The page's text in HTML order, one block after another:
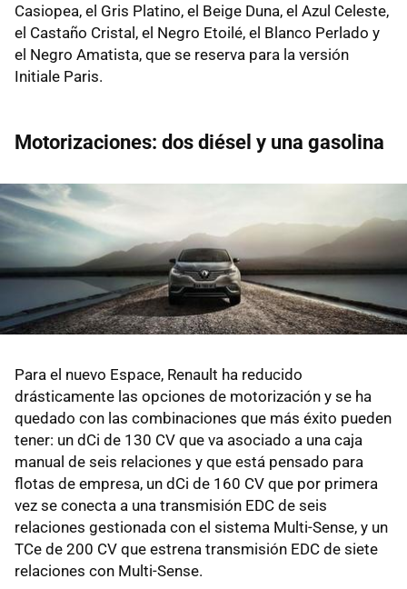
Casiopea, el Gris Platino, el Beige Duna, el Azul Celeste,
el Castaño Cristal, el Negro Etoilé, el Blanco Perlado y
el Negro Amatista, que se reserva para la versión
Initiale Paris.
Motorizaciones: dos diésel y una gasolina
Para el nuevo Espace, Renault ha reducido
drásticamente las opciones de motorización y se ha
quedado con las combinaciones que más éxito pueden
tener: un dCi de 130 CV que va asociado a una caja
manual de seis relaciones y que está pensado para
flotas de empresa, un dCi de 160 CV que por primera
vez se conecta a una transmisión EDC de seis
relaciones gestionada con el sistema Multi-Sense, y un
TCe de 200 CV que estrena transmisión EDC de siete
relaciones con Multi-Sense.